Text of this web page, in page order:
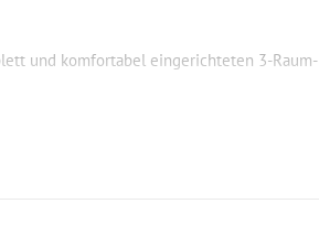
und komfortabel eingerichteten 3-Raum-